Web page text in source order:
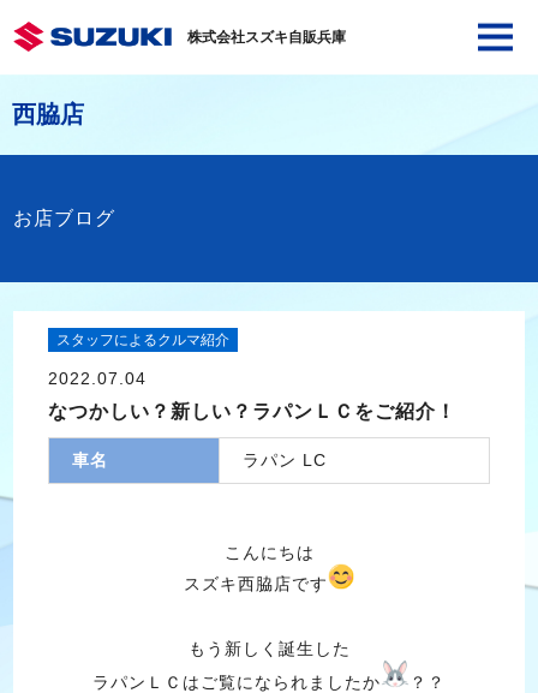
株式会社スズキ自販兵庫
西脇店
お店ブログ
スタッフによるクルマ紹介
2022.07.04
なつかしい？新しい？ラパンＬＣをご紹介！
車名 ラパン LC
こんにちは
スズキ西脇店です
もう新しく誕生した
ラパンＬＣはご覧になられましたか
？？